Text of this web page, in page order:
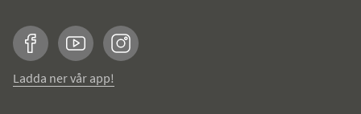
FacebookYouTubeInstagram
Ladda ner vår app!